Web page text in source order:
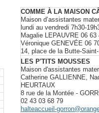
COMME À LA MAISON
Maison d’assistantes
lundi au vendredi 7h30-
Magalie LEPAUVRE 06 63
Véronique GENEVÉE 06
14, place de la Butte-
LES P'TITS MOUSSES
Maison d'assistantes
Catherine GALLIENNE,
HEURTAUX
8 rue de la Montée -
02 43 03 68 79
halteaccueil-